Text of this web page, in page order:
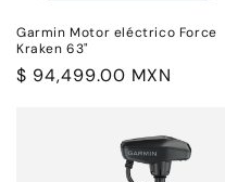
Garmin Motor eléctrico Force
Kraken 63"
Precio
$ 94,499.00 MXN